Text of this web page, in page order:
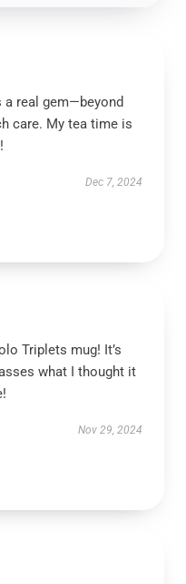
real gem—beyond
care. My tea time is
Dec 7, 2024
Triplets mug! It’s
what I thought it
Nov 29, 2024